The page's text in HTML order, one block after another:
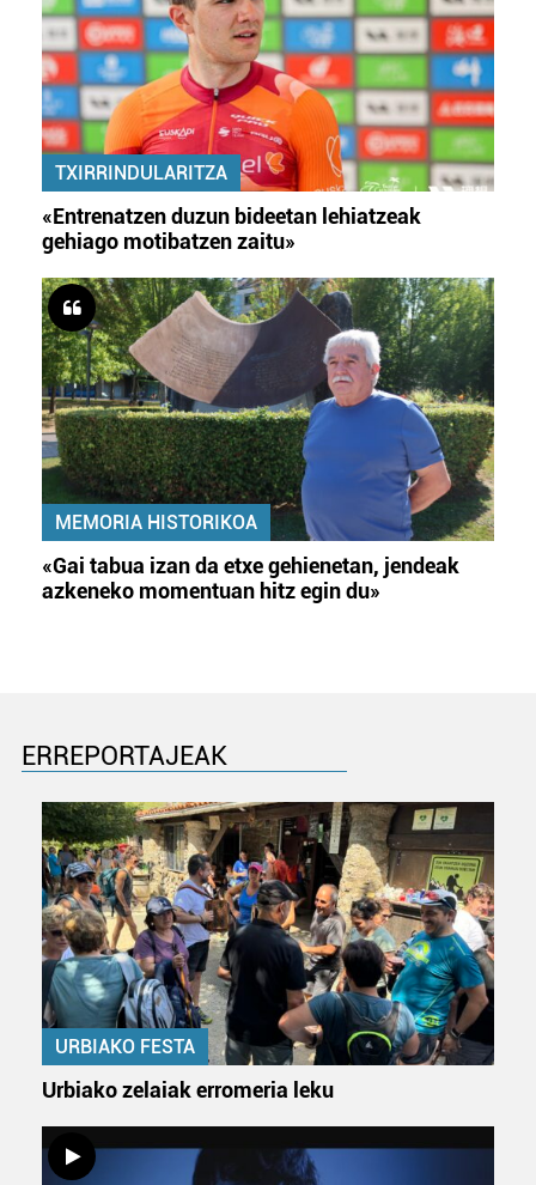
TXIRRINDULARITZA
«Entrenatzen duzun bideetan lehiatzeak
gehiago motibatzen zaitu»
MEMORIA HISTORIKOA
«Gai tabua izan da etxe gehienetan, jendeak
azkeneko momentuan hitz egin du»
ERREPORTAJEAK
URBIAKO FESTA
Urbiako zelaiak erromeria leku